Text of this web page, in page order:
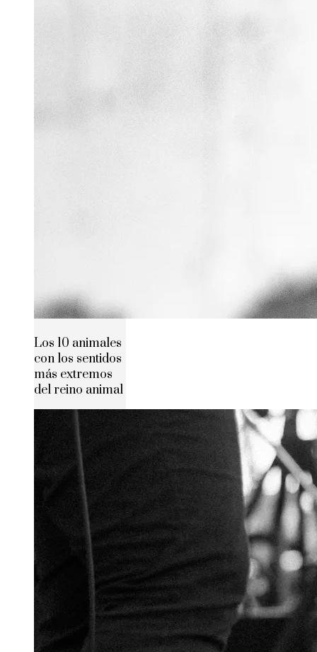
Los 10 animales
con los sentidos
más extremos
del reino animal